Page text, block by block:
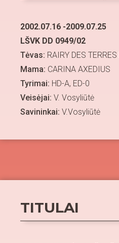
2002.07.16 -2009.07.25
LŠVK DD 0949/02
Tėvas: RAIRY DES
Mama: CARINA AXEDIUS
Tyrimai: HD-A, ED-0
Veisėjai: V. Vosyliūtė
Savininkai: V.Vosyliūtė
TITULAI